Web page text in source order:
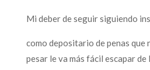
Mi deber de seguir siguiendo
como depositario de penas que
pesar le va más fácil escapar de